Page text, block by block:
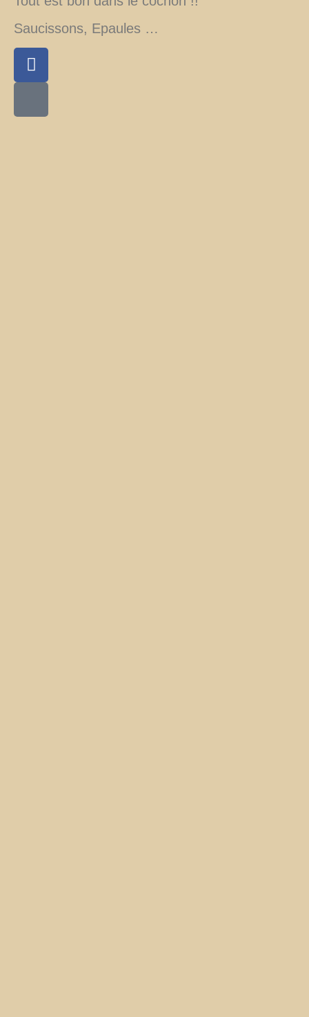
Saucissons, Epaules …